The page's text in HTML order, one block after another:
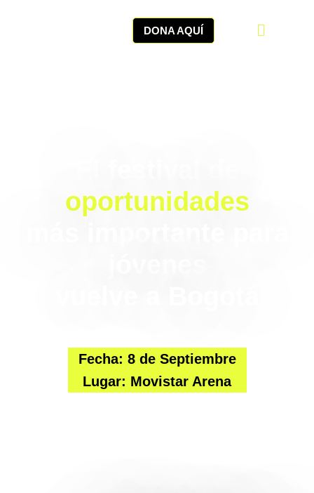
DONA AQUÍ
oportunidades
Fecha: 8 de Septiembre
Lugar: Movistar Arena